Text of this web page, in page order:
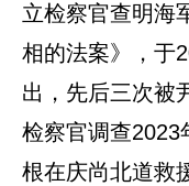
立检察官查明海
相的法案》，于
出，先后三次被
检察官调查2023
根在庆尚北道救